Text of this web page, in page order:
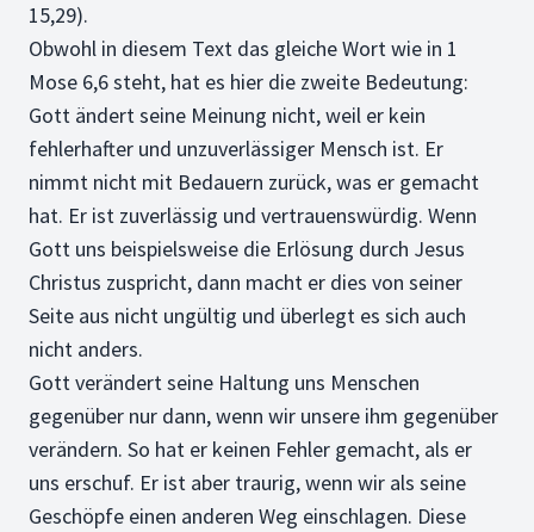
15,29).
Obwohl in diesem Text das gleiche Wort wie in 1
Mose 6,6 steht, hat es hier die zweite Bedeutung:
Gott ändert seine Meinung nicht, weil er kein
fehlerhafter und unzuverlässiger Mensch ist. Er
nimmt nicht mit Bedauern zurück, was er gemacht
hat. Er ist zuverlässig und vertrauenswürdig. Wenn
Gott uns beispielsweise die Erlösung durch Jesus
Christus zuspricht, dann macht er dies von seiner
Seite aus nicht ungültig und überlegt es sich auch
nicht anders.
Gott verändert seine Haltung uns Menschen
gegenüber nur dann, wenn wir unsere ihm gegenüber
verändern. So hat er keinen Fehler gemacht, als er
uns erschuf. Er ist aber traurig, wenn wir als seine
Geschöpfe einen anderen Weg einschlagen. Diese